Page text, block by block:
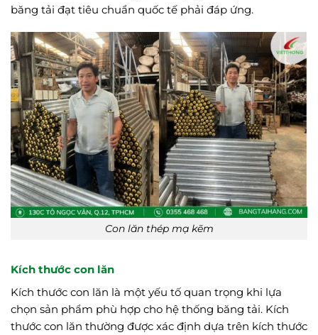
băng tải đạt tiêu chuẩn quốc tế phải đáp ứng.
Con lăn thép mạ kẽm
Kích thước con lăn
Kích thước con lăn là một yếu tố quan trọng khi lựa
chọn sản phẩm phù hợp cho hệ thống băng tải. Kích
thước con lăn thường được xác định dựa trên kích thước